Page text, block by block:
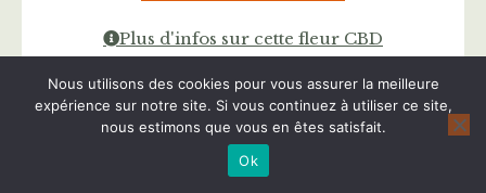
Plus d'infos sur cette fleur CBD
Nous utilisons des cookies pour vous assurer la meilleure
expérience sur notre site. Si vous continuez à utiliser ce site,
nous estimons que vous en êtes satisfait.
Ok